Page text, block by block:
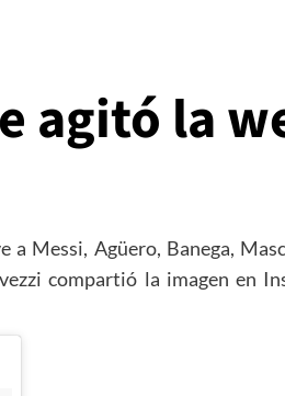
agitó la
Messi, Agüero, Banega,
compartió la imagen en